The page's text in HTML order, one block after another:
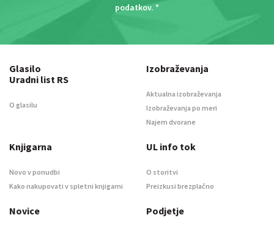
podatkov. *
Glasilo
Uradni list RS
O glasilu
Izobraževanja
Aktualna izobraževanja
Izobraževanja po meri
Najem dvorane
Knjigarna
Novo v ponudbi
Kako nakupovati v spletni knjigarni
UL info tok
O storitvi
Preizkusi brezplačno
Novice Podjetje